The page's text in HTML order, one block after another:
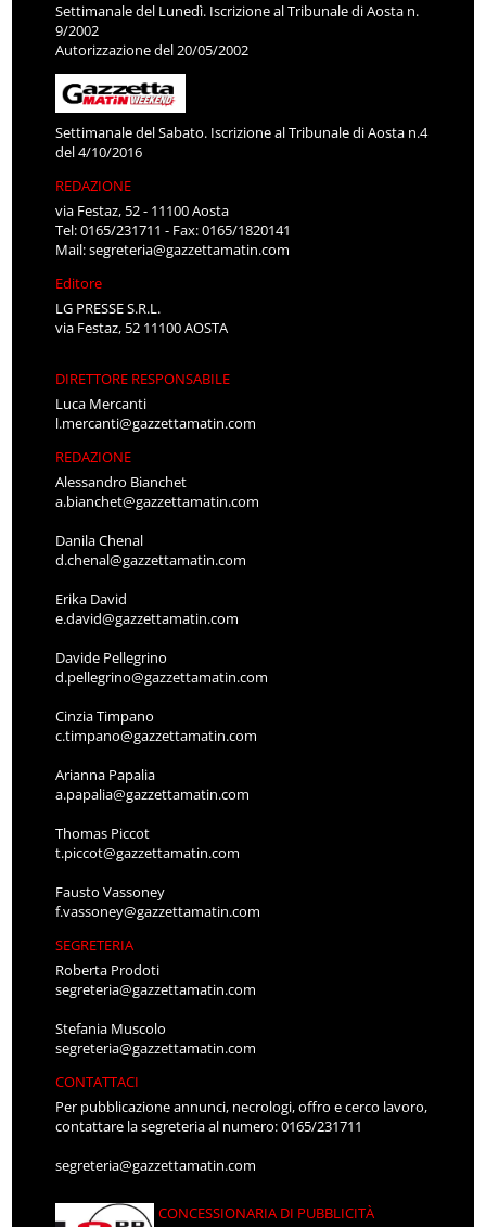
Settimanale del Lunedì. Iscrizione al Tribunale di Aosta n.
9/2002
Autorizzazione del 20/05/2002
Settimanale del Sabato. Iscrizione al Tribunale di Aosta n.4
del 4/10/2016
REDAZIONE
via Festaz, 52 - 11100 Aosta
Tel: 0165/231711 - Fax: 0165/1820141
Mail:segreteria@gazzettamatin.com
Editore
LG PRESSE S.R.L.
via Festaz, 52 11100 AOSTA
DIRETTORE RESPONSABILE
Luca Mercanti
l.mercanti@gazzettamatin.com
REDAZIONE
Alessandro Bianchet
a.bianchet@gazzettamatin.com
Danila Chenal
d.chenal@gazzettamatin.com
Erika David
e.david@gazzettamatin.com
Davide Pellegrino
d.pellegrino@gazzettamatin.com
Cinzia Timpano
c.timpano@gazzettamatin.com
Arianna Papalia
a.papalia@gazzettamatin.com
Thomas Piccot
t.piccot@gazzettamatin.com
Fausto Vassoney
f.vassoney@gazzettamatin.com
SEGRETERIA
Roberta Prodoti
segreteria@gazzettamatin.com
Stefania Muscolo
segreteria@gazzettamatin.com
CONTATTACI
Per pubblicazione annunci, necrologi, offro e cerco lavoro,
contattare la segreteria al numero: 0165/231711
segreteria@gazzettamatin.com
CONCESSIONARIA DI PUBBLICITÀ